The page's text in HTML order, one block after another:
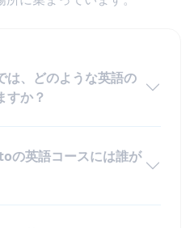
は、どのような英語の
すか？
の英語コースには誰が